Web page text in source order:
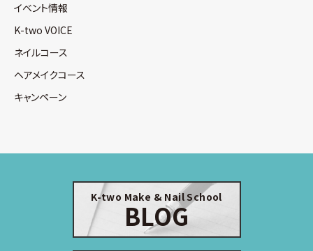
イベント情報
K-two VOICE
ネイルコース
ヘアメイクコース
キャンペーン
K-two Make & Nail School
BLOG